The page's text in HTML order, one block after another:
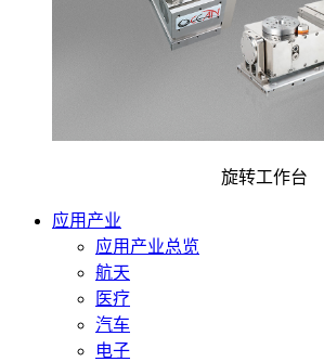
旋转工作台
应用产业
应用产业总览
航天
医疗
汽车
电子